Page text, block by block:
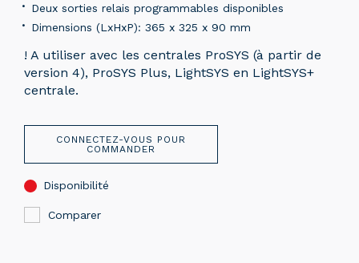
Deux sorties relais programmables disponibles
Dimensions (LxHxP): 365 x 325 x 90 mm
! A utiliser avec les centrales ProSYS (à partir de
version 4), ProSYS Plus, LightSYS en LightSYS+
centrale.
CONNECTEZ-VOUS POUR
COMMANDER
Disponibilité
Comparer